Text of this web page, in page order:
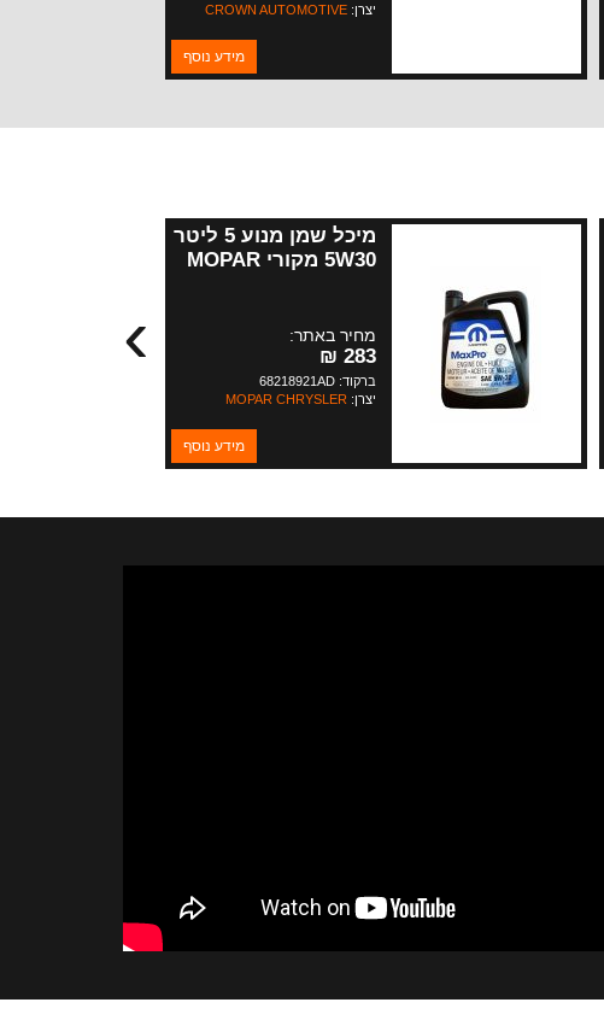
יצרן: CROWN AUTOMOTIVE
מידע נוסף
מיכל שמן מנוע 5 ליטר
5W30 מקורי MOPAR
מחיר באתר:
283 ₪
ברקוד: 68218921AD
יצרן: MOPAR CHRYSLER
מידע נוסף
›